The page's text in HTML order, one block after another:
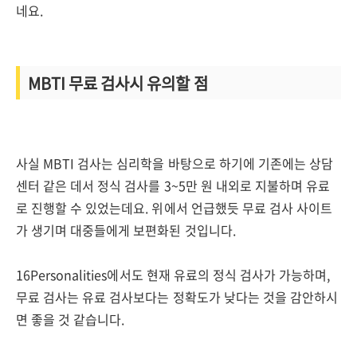
네요.
MBTI 무료 검사시 유의할 점
사실 MBTI 검사는 심리학을 바탕으로 하기에 기존에는 상담
센터 같은 데서 정식 검사를 3~5만 원 내외로 지불하며 유료
로 진행할 수 있었는데요. 위에서 언급했듯 무료 검사 사이트
가 생기며 대중들에게 보편화된 것입니다.
16Personalities에서도 현재 유료의 정식 검사가 가능하며,
무료 검사는 유료 검사보다는 정확도가 낮다는 것을 감안하시
면 좋을 것 같습니다.